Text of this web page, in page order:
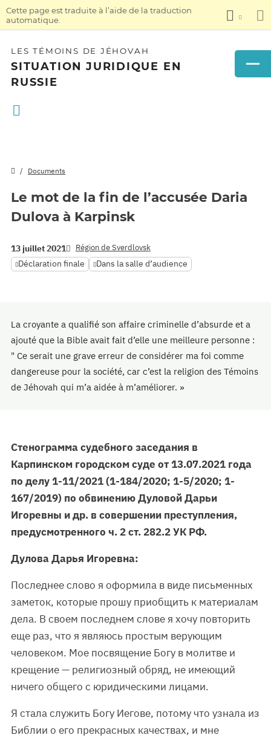
Cette page est traduite à l’aide de la traduction
automatique.
LES TÉMOINS DE JÉHOVAH
SITUATION JURIDIQUE EN
RUSSIE
Documents
Le mot de la fin de l’accusée Daria
Dulova à Karpinsk
13 juillet 2021 Région de Sverdlovsk
Déclaration finale Dans la salle d’audience
La croyante a qualifié son affaire criminelle d’absurde et a
ajouté que la Bible avait fait d’elle une meilleure personne :
" Ce serait une grave erreur de considérer ma foi comme
dangereuse pour la société, car c’est la religion des Témoins
de Jéhovah qui m’a aidée à m’améliorer. »
Стенограмма судебного заседания в
Карпинском городском суде от 13.07.2021 года
по делу 1-11/2021 (1-184/2020; 1-5/2020; 1-
167/2019) по обвинению Дуловой Дарьи
Игоревны и др. в совершении преступления,
предусмотренного ч. 2 ст. 282.2 УК РФ.
Дулова Дарья Игоревна:
Последнее слово я оформила в виде письменных
заметок, которые прошу приобщить к материалам
дела. В своем последнем слове я хочу повторить
еще раз, что я являюсь простым верующим
человеком. Мое посвящение Богу в молитве и
крещение — религиозный обряд, не имеющий
ничего общего с юридическими лицами.
Я стала служить Богу Иегове, потому что узнала из
Библии о его прекрасных качествах, и мне